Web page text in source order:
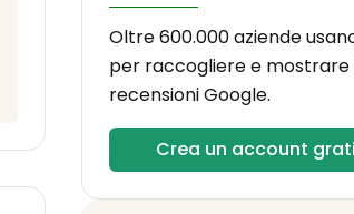
Oltre 600.000 aziende
per raccogliere e
recensioni Google.
Crea un account